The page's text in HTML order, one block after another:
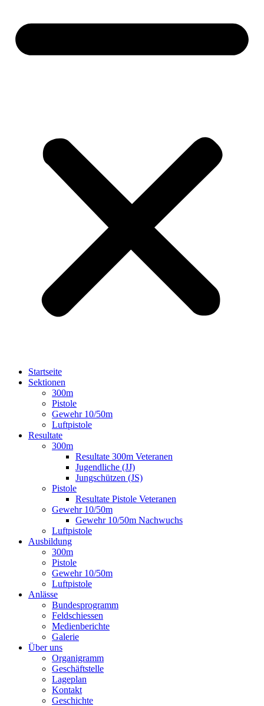
Startseite
Sektionen
300m
Pistole
Gewehr 10/50m
Luftpistole
Resultate
300m
Resultate 300m Veteranen
Jugendliche (JJ)
Jungschützen (JS)
Pistole
Resultate Pistole Veteranen
Gewehr 10/50m
Gewehr 10/50m Nachwuchs
Luftpistole
Ausbildung
300m
Pistole
Gewehr 10/50m
Luftpistole
Anlässe
Bundesprogramm
Feldschiessen
Medienberichte
Galerie
Über uns
Organigramm
Geschäftstelle
Lageplan
Kontakt
Geschichte